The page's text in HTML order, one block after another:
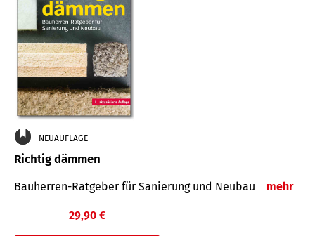
NEUAUFLAGE
Richtig dämmen
Bauherren-Ratgeber für Sanierung und Neubau mehr
29,90 €